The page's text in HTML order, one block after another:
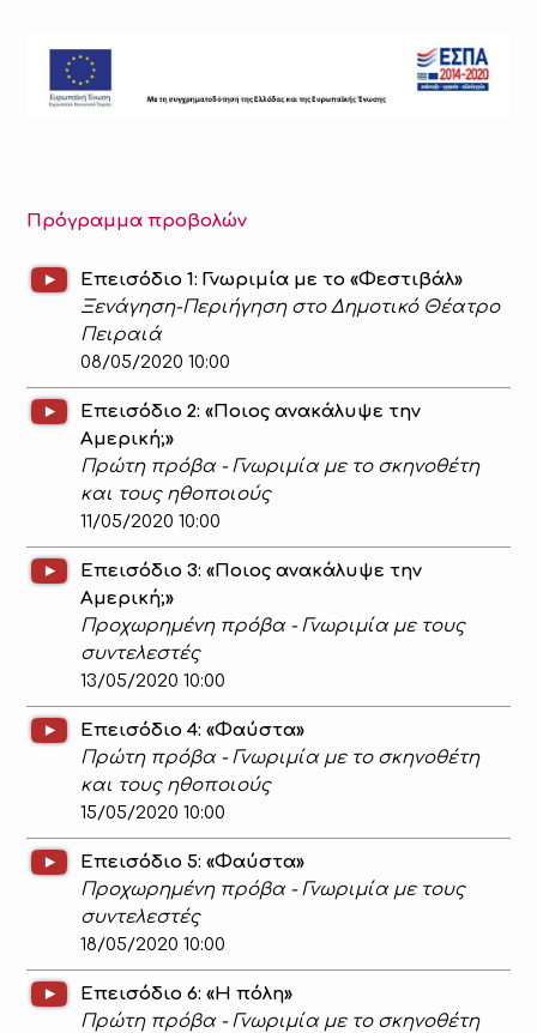
Πρόγραμμα προβολών
Επεισόδιο 1: Γνωριμία με το «Φεστιβάλ»
Ξενάγηση-Περιήγηση στο Δημοτικό Θέατρο
Πειραιά
08/05/2020 10:00
Επεισόδιο 2: «Ποιος ανακάλυψε την
Αμερική;»
Πρώτη πρόβα - Γνωριμία με το σκηνοθέτη
και τους ηθοποιούς
11/05/2020 10:00
Επεισόδιο 3: «Ποιος ανακάλυψε την
Αμερική;»
Προχωρημένη πρόβα - Γνωριμία με τους
συντελεστές
13/05/2020 10:00
Επεισόδιο 4: «Φαύστα»
Πρώτη πρόβα - Γνωριμία με το σκηνοθέτη
και τους ηθοποιούς
15/05/2020 10:00
Επεισόδιο 5: «Φαύστα»
Προχωρημένη πρόβα - Γνωριμία με τους
συντελεστές
18/05/2020 10:00
Επεισόδιο 6: «Η πόλη»
Πρώτη πρόβα - Γνωριμία με το σκηνοθέτη